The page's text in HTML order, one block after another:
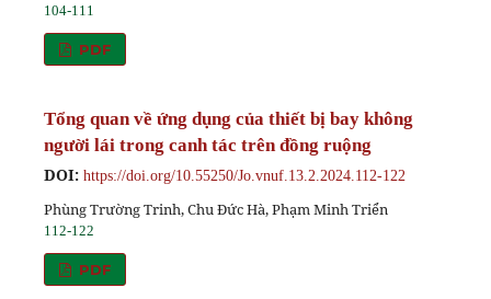
104-111
PDF
Tổng quan về ứng dụng của thiết bị bay không
người lái trong canh tác trên đồng ruộng
DOI: https://doi.org/10.55250/Jo.vnuf.13.2.2024.112-122
Phùng Trường Trinh, Chu Đức Hà, Phạm Minh Triển
112-122
PDF